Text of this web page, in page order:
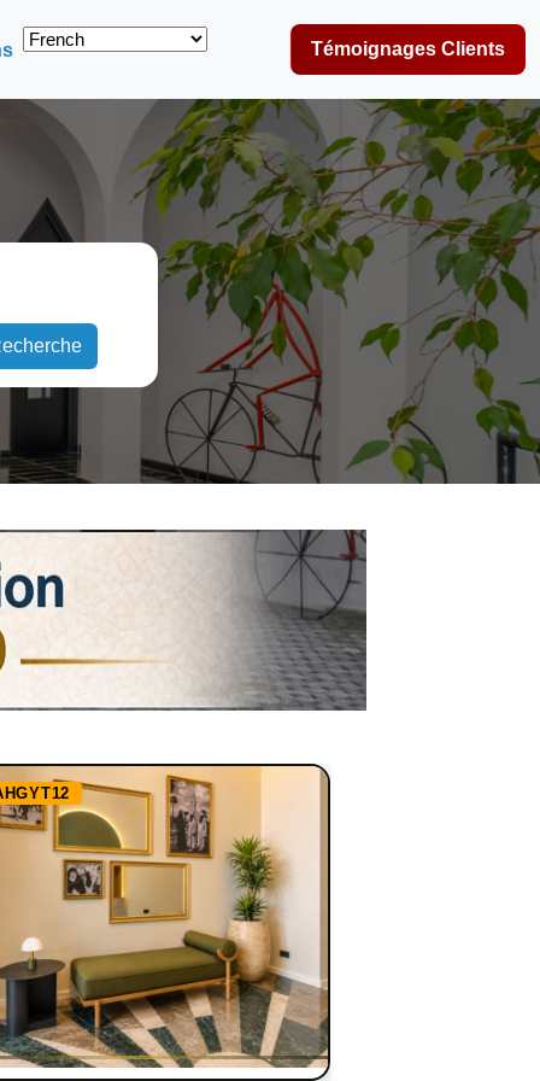
Témoignages Clients